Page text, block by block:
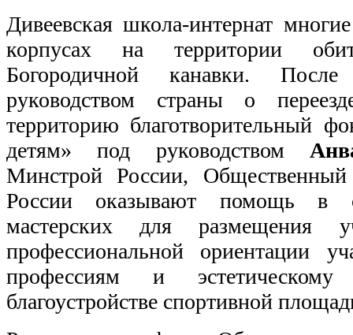
Дивеевская школа-интернат
корпусах на территории
Богородичной канавки.
руководством страны о
территорию благотворительный
детям» под руководством
Минстрой России,
России оказывают помощь в
мастерских для размещения
профессиональной ориентации
профессиям и
благоустройстве спортивной